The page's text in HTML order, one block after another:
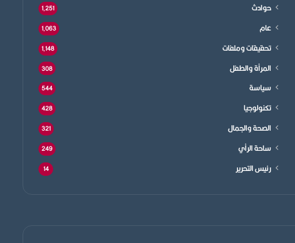
حوادث 1٬251
عام 1٬063
تحقيقات وملفات 1٬148
المرأة والطفل 308
سياسة 544
تكنولوجيا 428
الصحة والجمال 321
ساحة الرأي 249
رئيس التحرير 14